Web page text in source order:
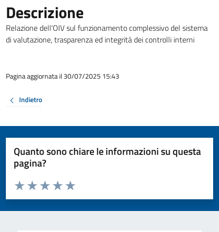
Descrizione
Relazione dell'OIV sul funzionamento complessivo del sistema
di valutazione, trasparenza ed integrità dei controlli interni
Pagina aggiornata il 30/07/2025 15:43
Indietro
Quanto sono chiare le informazioni su questa
pagina?
Valuta da 1 a 5 stelle la pagina
Valuta 5 stelle su 5
Valuta 4 stelle su 5
Valuta 3 stelle su 5
Valuta 2 stelle su 5
Valuta 1 stelle su 5